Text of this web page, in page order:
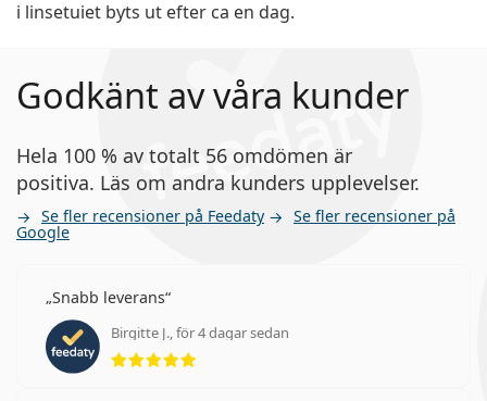
i linsetuiet byts ut efter ca en dag.
Godkänt av våra kunder
Hela 100 % av totalt 56 omdömen är
positiva. Läs om andra kunders upplevelser.
Se fler recensioner på Feedaty Se fler recensioner på
Google
Snabb leverans
Birgitte J., för 4 dagar sedan
Betyg 5 av 5